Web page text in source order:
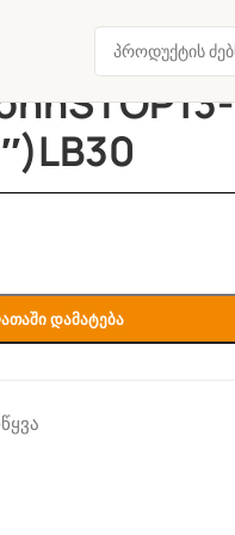
Დამატება